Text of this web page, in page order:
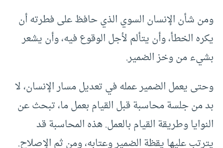
ومن شأن الإنسان السوي الذي حافظ على فطرته أن
يكره الخطأ، وأن يتألم لأجل الوقوع فيه، وأن يشعر
بشيء من وخز الضمير.
وحتى يعمل الضمير عمله في تعديل مسار الإنسان، لا
بد من جلسة محاسبة قبل القيام بعمل ما، تبحث عن
النوايا وطريقة القيام بالعمل. هذه المحاسبة قد
يترتب عليها يقظة الضمير وعتابه، ومن ثم الإصلاح.